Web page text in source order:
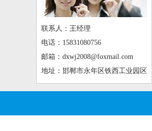
联系人：王经理
电话：15831080756
邮箱：dxwj2008@foxmail.com
地址：邯郸市永年区铁西工业园区